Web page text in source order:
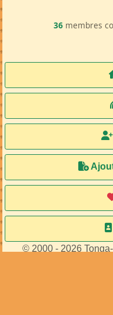
36 membres
© 2000 - 2026